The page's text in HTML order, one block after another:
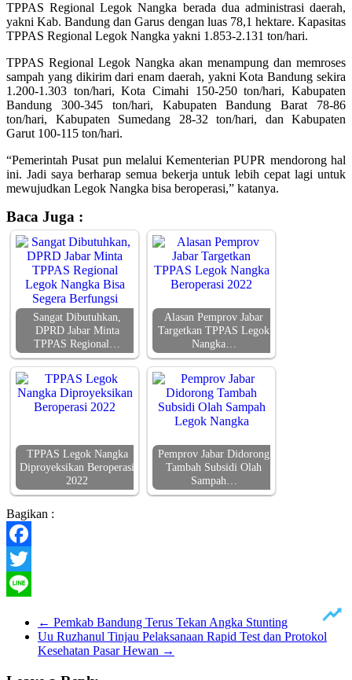
TPPAS Regional Legok Nangka berada dua administrasi daerah,
yakni Kab. Bandung dan Garus dengan luas 78,1 hektare. Kapasitas
TPPAS Regional Legok Nangka yakni 1.853-2.131 ton/hari.
TPPAS Regional Legok Nangka akan menampung dan memroses
sampah yang dikirim dari enam daerah, yakni Kota Bandung sekira
1.200-1.303 ton/hari, Kota Cimahi 150-250 ton/hari, Kabupaten
Bandung 300-345 ton/hari, Kabupaten Bandung Barat 78-86
ton/hari, Kabupaten Sumedang 28-32 ton/hari, dan Kabupaten
Garut 100-115 ton/hari.
“Pemerintah Pusat pun melalui Kementerian PUPR mendorong hal
ini. Jadi saya berharap semua bekerja untuk lebih cepat lagi untuk
mewujudkan Legok Nangka bisa beroperasi,” katanya.
Baca Juga :
Sangat Dibutuhkan,
DPRD Jabar Minta
TPPAS Regional…
Alasan Pemprov Jabar
Targetkan TPPAS Legok
Nangka…
TPPAS Legok Nangka
Diproyeksikan Beroperasi
2022
Pemprov Jabar Didorong
Tambah Subsidi Olah
Sampah…
Bagikan :
Facebook
Twitter
← Pemkab Bandung Terus Tekan Angka Stunting
Uu Ruzhanul Tinjau Pelaksanaan Rapid Test dan Protokol
Kesehatan Pasar Hewan →